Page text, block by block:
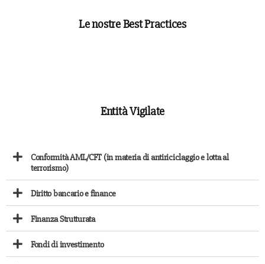
Le nostre Best Practices
Entità Vigilate
Conformità AML/CFT (in materia di antiriciclaggio e lotta al
terrorismo)
Diritto bancario e finance
Finanza Strutturata
Fondi di investimento